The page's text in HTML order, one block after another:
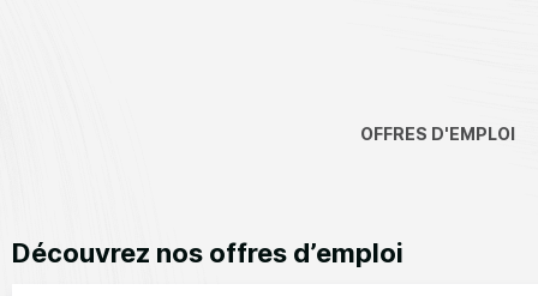
OFFRES D'EMPLOI
Découvrez nos offres d’emploi